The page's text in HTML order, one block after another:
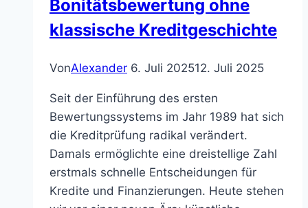
Bonitätsbewertung ohne
klassische Kreditgeschichte
VonAlexander 6. Juli 202512. Juli 2025
Seit der Einführung des ersten
Bewertungssystems im Jahr 1989 hat sich
die Kreditprüfung radikal verändert.
Damals ermöglichte eine dreistellige Zahl
erstmals schnelle Entscheidungen für
Kredite und Finanzierungen. Heute stehen